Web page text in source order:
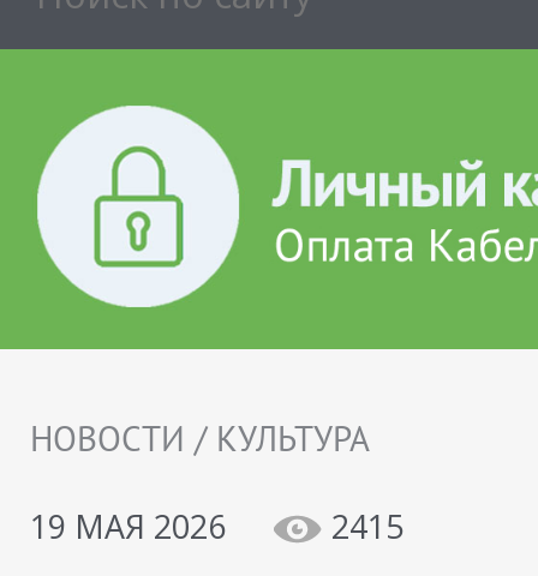
НОВОСТИ / КУЛЬТУРА
19 МАЯ 2026
2415